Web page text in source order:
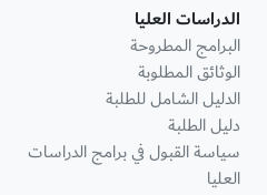
الدراسات العليا
البرامج المطروحة
الوثائق المطلوبة
الدليل الشامل للطلبة
دليل الطلبة
سياسة القبول في برامج الدراسات
العليا